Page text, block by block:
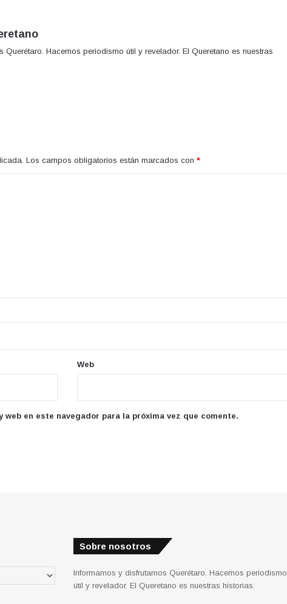
Querétaro. Hacemos periodismo útil y revelador. El Queretano es nuestras
Los campos obligatorios están marcados con *
Web
en este navegador para la próxima vez que comente.
Sobre nosotros
Informamos y disfrutamos Querétaro. Hacemos periodismo
útil y revelador. El Queretano es nuestras historias.